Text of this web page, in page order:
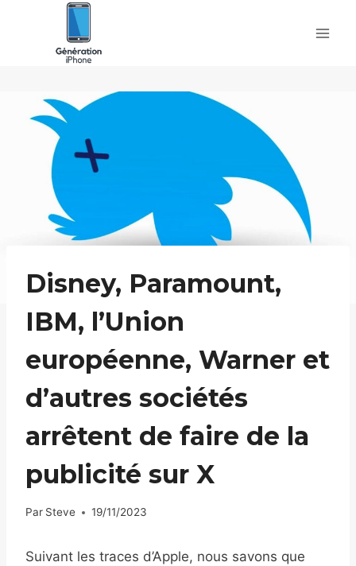
Disney, Paramount,
IBM, l’Union
européenne, Warner et
d’autres sociétés
arrêtent de faire de la
publicité sur X
Par Steve 19/11/2023
Suivant les traces d’Apple, nous savons que